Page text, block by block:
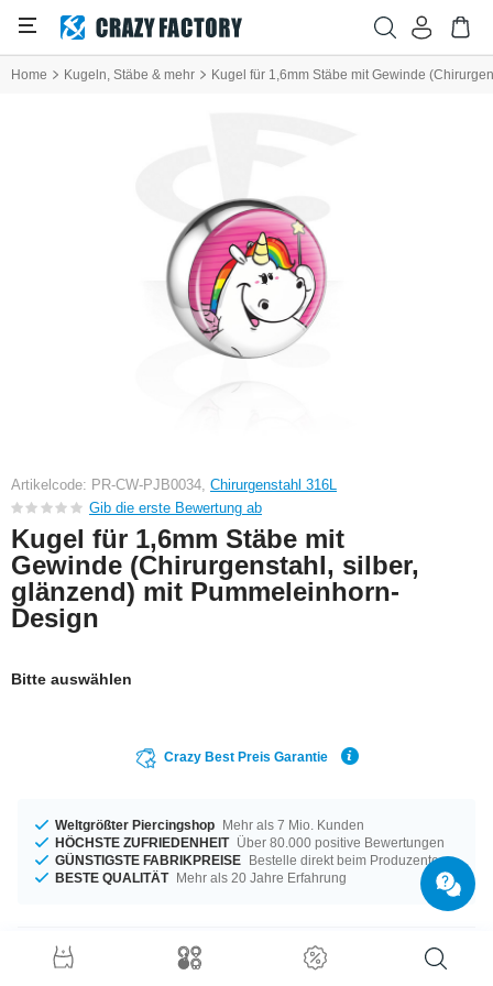
Home Kugeln, Stäbe & mehr Kugel für 1,6mm Stäbe mit Gewinde
Artikelcode: PR-CW-PJB0034, Chirurgenstahl 316L
Gib die erste Bewertung ab
Kugel für 1,6mm Stäbe mit
Gewinde (Chirurgenstahl, silber,
glänzend) mit Pummeleinhorn-
Design
Bitte auswählen
Crazy Best Preis Garantie
Weltgrößter Piercingshop Mehr als 7 Mio. Kunden
HÖCHSTE ZUFRIEDENHEIT Über 80.000 positive Bewertungen
GÜNSTIGSTE FABRIKPREISE Bestelle direkt beim Produzenten
BESTE QUALITÄT Mehr als 20 Jahre Erfahrung